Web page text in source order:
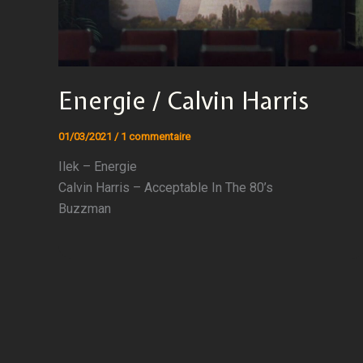
Energie / Calvin Harris
01/03/2021 / 1 commentaire
Ilek – Energie
Calvin Harris – Acceptable In The 80’s
Buzzman